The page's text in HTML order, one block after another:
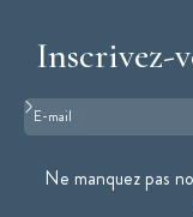
Inscrivez-
Format :
Ne manquez pas